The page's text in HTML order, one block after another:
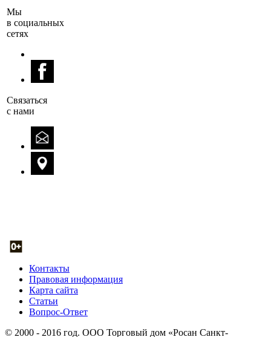
Мы
в социальных
сетях
Cвязаться
с нами
Контакты
Правовая информация
Карта сайта
Статьи
Вопрос-Ответ
© 2000 - 2016 год. ООО Торговый дом «Росан Санкт-